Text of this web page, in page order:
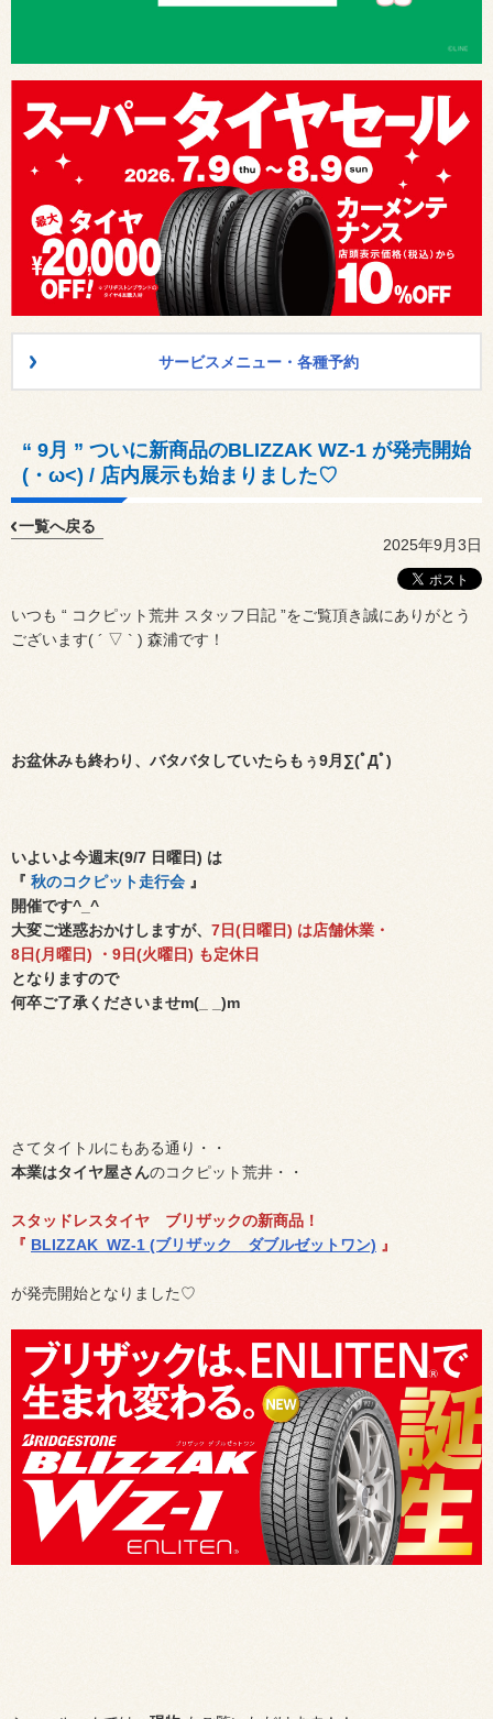
サービスメニュー・各種予約
“ 9月 ” ついに新商品のBLIZZAK WZ-1 が発売開始
(・ω<) / 店内展示も始まりました♡
一覧へ戻る
2025年9月3日
いつも “ コクピット荒井 スタッフ日記 ”をご覧頂き誠にありがとう
ございます( ´ ▽ ` ) 森浦です！
お盆休みも終わり、バタバタしていたらもぅ9月∑(ﾟДﾟ)
いよいよ今週末(9/7 日曜日) は
『 秋のコクピット走行会 』
開催です^_^
大変ご迷惑おかけしますが、 7日(日曜日) は店舗休業・
8日(月曜日) ・9日(火曜日) も定休日
となりますので
何卒ご了承くださいませm(_ _)m
さてタイトルにもある通り・・
本業はタイヤ屋さんのコクピット荒井・・
スタッドレスタイヤ ブリザックの新商品！
『 BLIZZAK WZ-1 (ブリザック ダブルゼットワン) 』
が発売開始となりました♡